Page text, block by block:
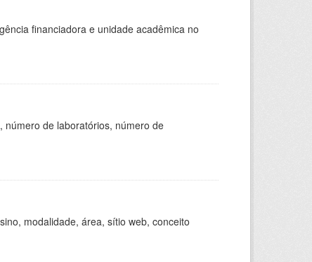
financiadora e unidade acadêmica no
número de laboratórios, número de
modalidade, área, sítio web, conceito